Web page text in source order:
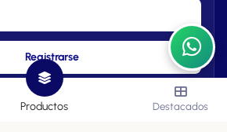
Registrarse
Productos Destacados